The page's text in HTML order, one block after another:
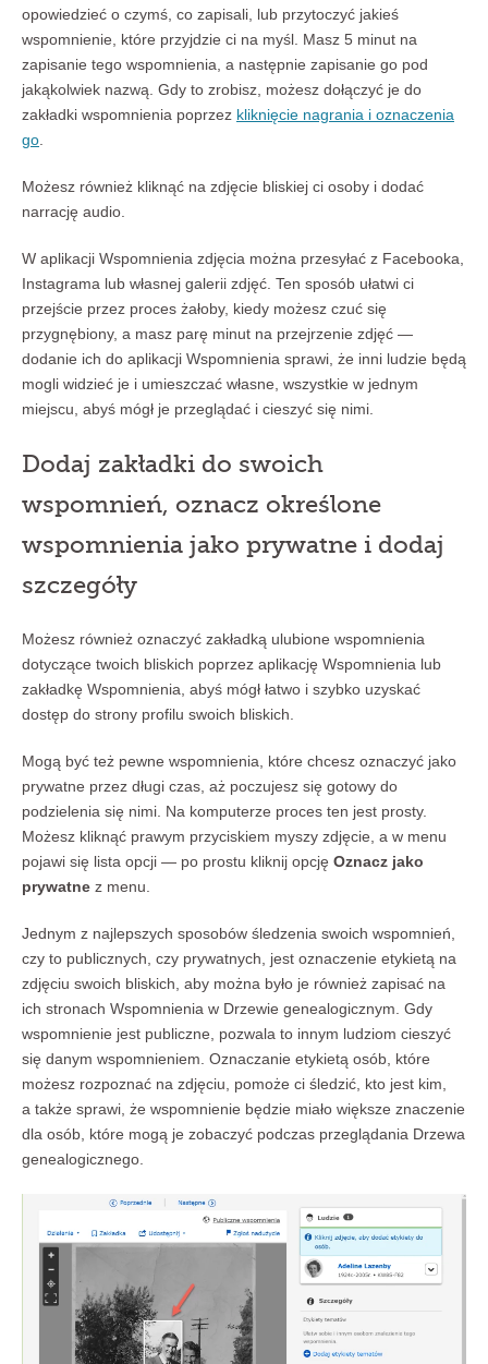
opowiedzieć o czymś, co zapisali, lub przytoczyć jakieś
wspomnienie, które przyjdzie ci na myśl. Masz 5 minut na
zapisanie tego wspomnienia, a następnie zapisanie go pod
jakąkolwiek nazwą. Gdy to zrobisz, możesz dołączyć je do
zakładki wspomnienia poprzez kliknięcie nagrania i oznaczenia
go.
Możesz również kliknąć na zdjęcie bliskiej ci osoby i dodać
narrację audio.
W aplikacji Wspomnienia zdjęcia można przesyłać z Facebooka,
Instagrama lub własnej galerii zdjęć. Ten sposób ułatwi ci
przejście przez proces żałoby, kiedy możesz czuć się
przygnębiony, a masz parę minut na przejrzenie zdjęć —
dodanie ich do aplikacji Wspomnienia sprawi, że inni ludzie będą
mogli widzieć je i umieszczać własne, wszystkie w jednym
miejscu, abyś mógł je przeglądać i cieszyć się nimi.
Dodaj zakładki do swoich
wspomnień, oznacz określone
wspomnienia jako prywatne i dodaj
szczegóły
Możesz również oznaczyć zakładką ulubione wspomnienia
dotyczące twoich bliskich poprzez aplikację Wspomnienia lub
zakładkę Wspomnienia, abyś mógł łatwo i szybko uzyskać
dostęp do strony profilu swoich bliskich.
Mogą być też pewne wspomnienia, które chcesz oznaczyć jako
prywatne przez długi czas, aż poczujesz się gotowy do
podzielenia się nimi. Na komputerze proces ten jest prosty.
Możesz kliknąć prawym przyciskiem myszy zdjęcie, a w menu
pojawi się lista opcji — po prostu kliknij opcję Oznacz jako
prywatne z menu.
Jednym z najlepszych sposobów śledzenia swoich wspomnień,
czy to publicznych, czy prywatnych, jest oznaczenie etykietą na
zdjęciu swoich bliskich, aby można było je również zapisać na
ich stronach Wspomnienia w Drzewie genealogicznym. Gdy
wspomnienie jest publiczne, pozwala to innym ludziom cieszyć
się danym wspomnieniem. Oznaczanie etykietą osób, które
możesz rozpoznać na zdjęciu, pomoże ci śledzić, kto jest kim,
a także sprawi, że wspomnienie będzie miało większe znaczenie
dla osób, które mogą je zobaczyć podczas przeglądania Drzewa
genealogicznego.